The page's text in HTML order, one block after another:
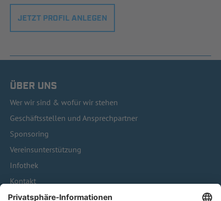
JETZT PROFIL ANLEGEN
ÜBER UNS
Wer wir sind & wofür wir stehen
Geschäftsstellen und Ansprechpartner
Sponsoring
Vereinsunterstützung
Infothek
Kontakt